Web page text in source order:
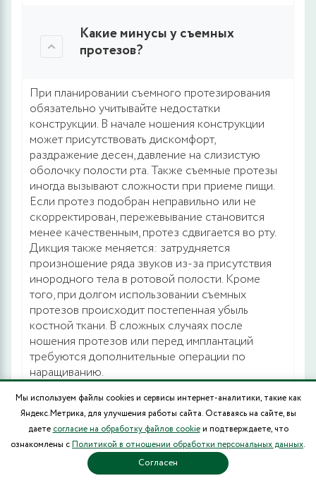
Какие минусы у съемных
протезов?
При планировании съемного протезирования
обязательно учитывайте недостатки
конструкции. В начале ношения конструкции
может присутствовать дискомфорт,
раздражение десен, давление на слизистую
оболочку полости рта. Также съемные протезы
иногда вызывают сложности при приеме пищи.
Если протез подобран неправильно или не
скорректирован, пережевывание становится
менее качественным, протез сдвигается во рту.
Дикция также меняется: затрудняется
произношение ряда звуков из-за присутствия
инородного тела в ротовой полости. Кроме
того, при долгом использовании съемных
протезов происходит постепенная убыль
костной ткани. В сложных случаях после
ношения протезов или перед имплантаций
требуются дополнительные операции по
наращиванию.
Какие съемные протезы лучше
ставить при частичном
отсутствии зубов?
Мы используем файлы cookies и сервисы интернет-аналитики, такие как
Яндекс.Метрика, для улучшения работы сайта. Оставаясь на сайте, вы
даете согласие на обработку файлов cookieи подтверждаете, что
ознакомлены сПолитикой в отношении обработки персональных данных.
Согласен